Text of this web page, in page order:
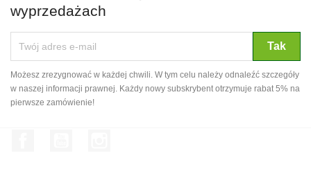
wyprzedażach
Możesz zrezygnować w każdej chwili. W tym celu należy odnaleźć szczegóły
w naszej informacji prawnej. Każdy nowy subskrybent otrzymuje rabat 5% na
pierwsze zamówienie!